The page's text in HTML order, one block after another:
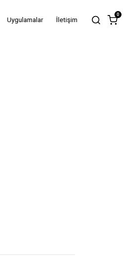
Uygulamalar İletişim
0